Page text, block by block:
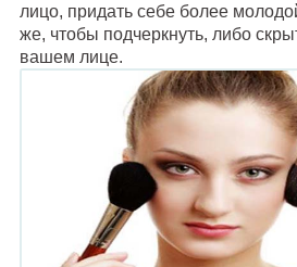
лицо, придать себе более
же, чтобы подчеркнуть, либо
вашем лице.